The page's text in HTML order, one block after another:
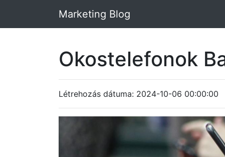
Marketing Blog
Okostelefonok
Létrehozás dátuma: 2024-10-06 00:00:00